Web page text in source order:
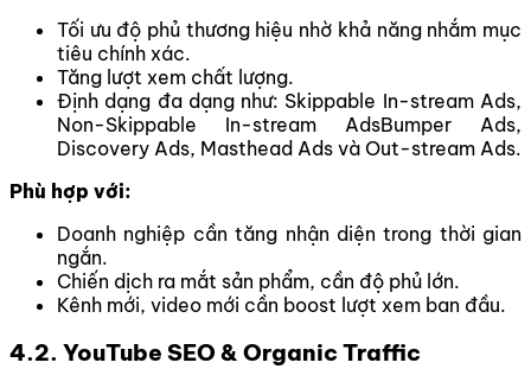
Tối ưu độ phủ thương hiệu nhờ khả năng nhắm mục
tiêu chính xác.
Tăng lượt xem chất lượng.
Định dạng đa dạng như: Skippable In-stream Ads,
Non-Skippable In-stream AdsBumper Ads,
Discovery Ads, Masthead Ads và Out-stream Ads.
Phù hợp với:
Doanh nghiệp cần tăng nhận diện trong thời gian
ngắn.
Chiến dịch ra mắt sản phẩm, cần độ phủ lớn.
Kênh mới, video mới cần boost lượt xem ban đầu.
4.2. YouTube SEO & Organic Traffic